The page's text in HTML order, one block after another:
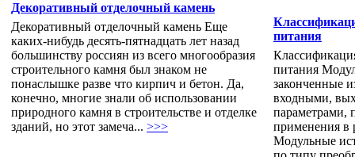
Декоративный отделочный камень
Декоративный отделочный камень Еще
каких-нибудь десять-пятнадцать лет назад
большинству россиян из всего многообразия
строительного камня был знаком не
понаслышке разве что кирпич и бетон. Да,
конечно, многие знали об использовании
природного камня в строительстве и отделке
зданий, но этот замеча... >>>
питания
питания
законченные
входными,
параметрами,
применения в
Модульные